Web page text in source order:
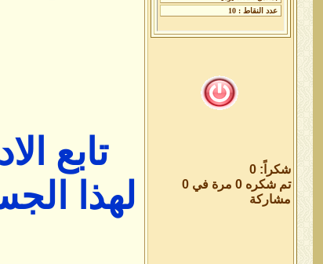
شكراً: 0
تم شكره 0 مرة في 0
مشاركة
تابع
لهذا